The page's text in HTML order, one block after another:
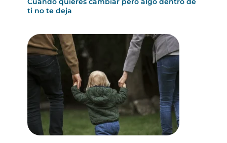
ti no te deja